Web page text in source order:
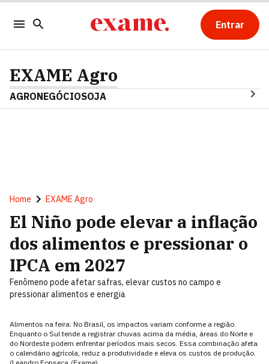
Entrar
EXAME Agro
AGRONEGÓCIOSOJA
Home EXAME Agro
El Niño pode elevar a inflação
dos alimentos e pressionar o
IPCA em 2027
Fenômeno pode afetar safras, elevar custos no campo e
pressionar alimentos e energia
Alimentos na feira: No Brasil, os impactos variam conforme a região.
Enquanto o Sul tende a registrar chuvas acima da média, áreas do Norte e
do Nordeste podem enfrentar períodos mais secos. Essa combinação afeta
o calendário agrícola, reduz a produtividade e eleva os custos de produção.